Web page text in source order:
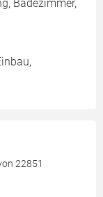
Badezimmer,
22851